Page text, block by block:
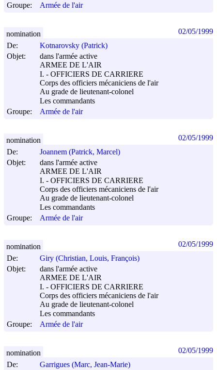
Groupe:
Armée de l'air
De:
Kotnarovsky (Patrick)
Objet:
dans l'armée active
ARMEE DE L'AIR
I. - OFFICIERS DE CARRIERE
Corps des officiers mécaniciens de l'air
Au grade de lieutenant-colonel
Les commandants
Groupe:
Armée de l'air
nomination 02/05/1999
De:
Joannem (Patrick, Marcel)
Objet:
dans l'armée active
ARMEE DE L'AIR
I. - OFFICIERS DE CARRIERE
Corps des officiers mécaniciens de l'air
Au grade de lieutenant-colonel
Les commandants
Groupe:
Armée de l'air
nomination 02/05/1999
De:
Giry (Christian, Louis, François)
Objet:
dans l'armée active
ARMEE DE L'AIR
I. - OFFICIERS DE CARRIERE
Corps des officiers mécaniciens de l'air
Au grade de lieutenant-colonel
Les commandants
Groupe:
Armée de l'air
nomination 02/05/1999
De:
Garrigues (Marc, Jean-Marie)
nomination 02/05/1999